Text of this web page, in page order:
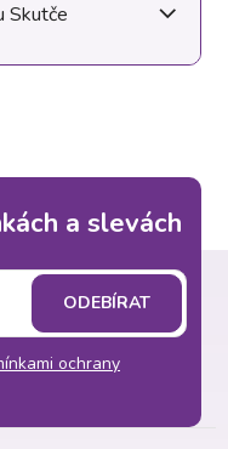
Skutče
a slevách
ochrany
ODEBÍRAT